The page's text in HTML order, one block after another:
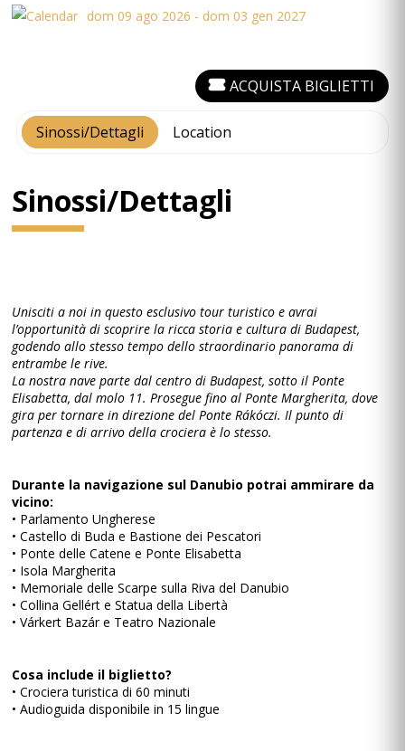
dom 09 ago 2026 - dom 03 gen 2027
Sinossi/Dettagli Location
ACQUISTA BIGLIETTI
Sinossi/Dettagli
Unisciti a noi in questo esclusivo tour turistico e avrai
l’opportunità di scoprire la ricca storia e cultura di Budapest,
godendo allo stesso tempo dello straordinario panorama di
entrambe le rive.
La nostra nave parte dal centro di Budapest, sotto il Ponte
Elisabetta, dal molo 11. Prosegue fino al Ponte Margherita, dove
gira per tornare in direzione del Ponte Rákóczi. Il punto di
partenza e di arrivo della crociera è lo stesso.
Durante la navigazione sul Danubio potrai ammirare da
vicino:
• Parlamento Ungherese
• Castello di Buda e Bastione dei Pescatori
• Ponte delle Catene e Ponte Elisabetta
• Isola Margherita
• Memoriale delle Scarpe sulla Riva del Danubio
• Collina Gellért e Statua della Libertà
• Várkert Bazár e Teatro Nazionale
Cosa include il biglietto?
• Crociera turistica di 60 minuti
• Audioguida disponibile in 15 lingue